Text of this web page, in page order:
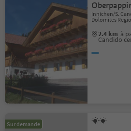
Innichen/S.
Dolomites
2.4 km à
Candido
Sur demande